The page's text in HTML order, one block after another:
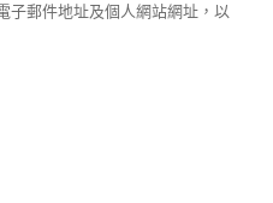
子郵件地址及個人網站網址，以